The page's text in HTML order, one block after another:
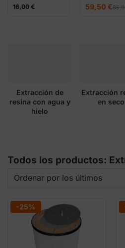
unidades)
16,00 €
El
precio
59,50 €
El
precio
Extracción de
resina con agua y
hielo
Extracción
en seco
Todos los productos:
-25%